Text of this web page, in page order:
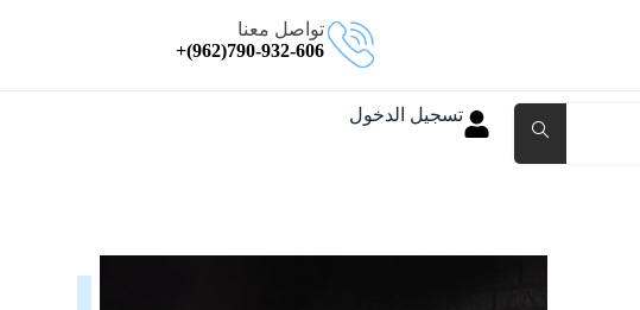
تواصل معنا
790-932-606(962)+
تسجيل الدخول